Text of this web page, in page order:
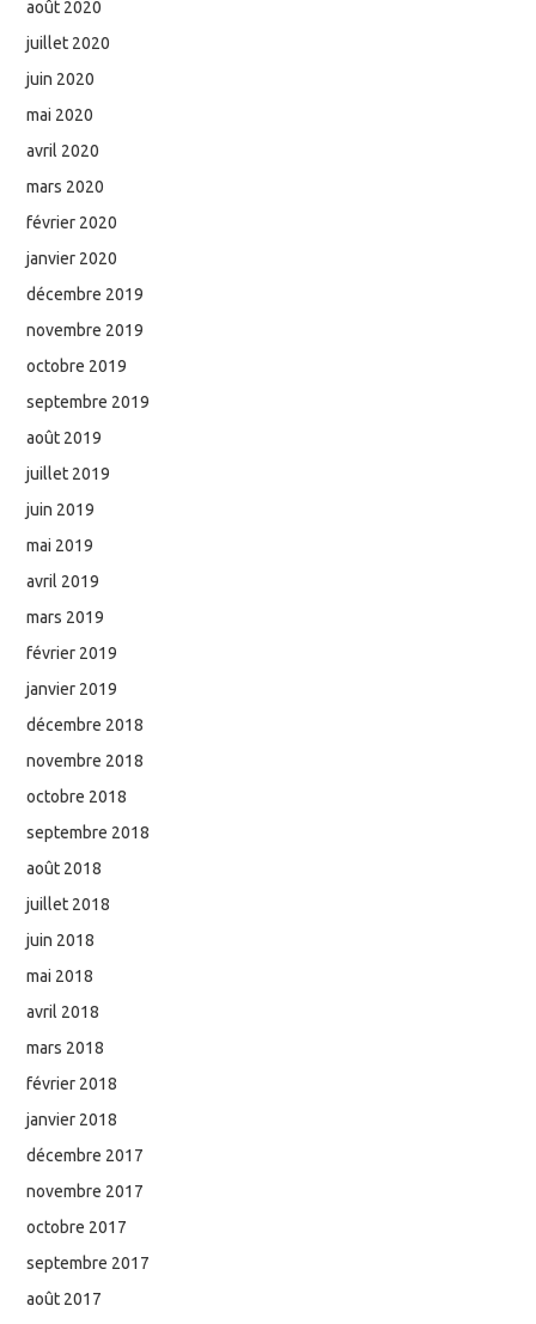
août 2020
juillet 2020
juin 2020
mai 2020
avril 2020
mars 2020
février 2020
janvier 2020
décembre 2019
novembre 2019
octobre 2019
septembre 2019
août 2019
juillet 2019
juin 2019
mai 2019
avril 2019
mars 2019
février 2019
janvier 2019
décembre 2018
novembre 2018
octobre 2018
septembre 2018
août 2018
juillet 2018
juin 2018
mai 2018
avril 2018
mars 2018
février 2018
janvier 2018
décembre 2017
novembre 2017
octobre 2017
septembre 2017
août 2017